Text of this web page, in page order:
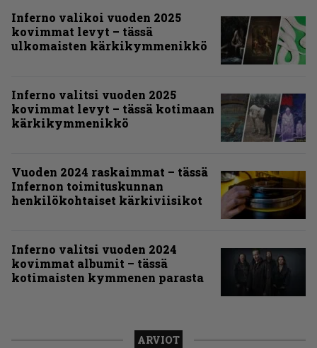
Inferno valikoi vuoden 2025
kovimmat levyt – tässä
ulkomaisten kärkikymmenikkö
Inferno valitsi vuoden 2025
kovimmat levyt – tässä kotimaan
kärkikymmenikkö
Vuoden 2024 raskaimmat – tässä
Infernon toimituskunnan
henkilökohtaiset kärkiviisikot
Inferno valitsi vuoden 2024
kovimmat albumit – tässä
kotimaisten kymmenen parasta
ARVIOT